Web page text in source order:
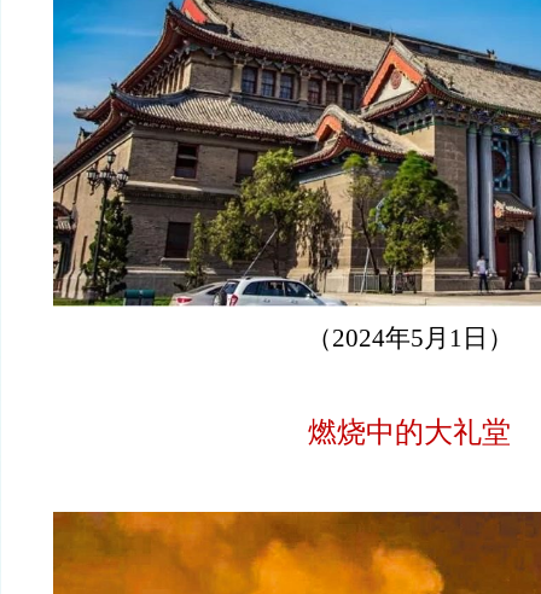
（2024年5月1日）
燃烧中的大礼堂